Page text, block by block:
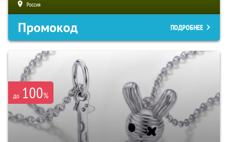
Россия
Промокод ПОДРОБНЕЕ
до 100%